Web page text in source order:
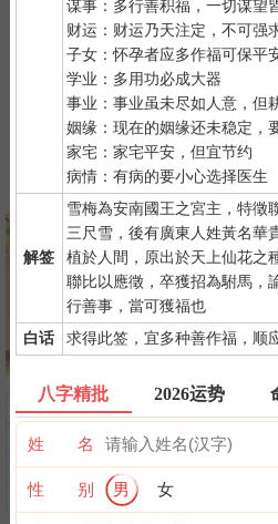
谋事：多行善积福，一切谋望
财运：财运乃天注定，不可强
子女：怀孕者应多作福可保平
学业：多用功必成大器
事业：事业虽未尽如人意，但
姻缘：现在的姻缘还未稳定，
家宅：家宅平安，但宜节约
病情：有病的要小心选择医生
解签
雪梅為安南國王之宮主，特徵
三尺雪，後有廣東人姓黃名華
植於人間，原出於天上仙花之
聯比以應徵，卒獲招為駙馬，
行善事，當可獲福也
白话
求得此签，宜多种善作福，顺
八字精批 2026运势
姓 名
性 别 男 女
紫微详批 奇门遁甲
八字终身运 河洛一生婚禄
问前程 命中贵人
命中小人
命中劫财
横财运
后天富贵
旺夫旺妻